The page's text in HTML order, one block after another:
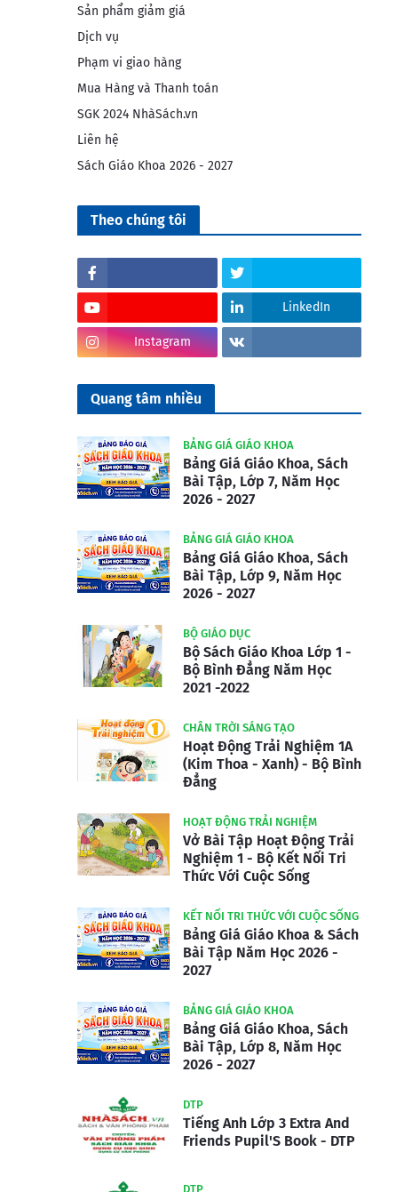
Sản phẩm giảm giá
Dịch vụ
Phạm vi giao hàng
Mua Hàng và Thanh toán
SGK 2024 NhàSách.vn
Liên hệ
Sách Giáo Khoa 2026 - 2027
Theo chúng tôi
LinkedIn
Instagram
Quang tâm nhiều
BẢNG GIÁ GIÁO KHOA
Bảng Giá Giáo Khoa, Sách
Bài Tập, Lớp 7, Năm Học
2026 - 2027
BẢNG GIÁ GIÁO KHOA
Bảng Giá Giáo Khoa, Sách
Bài Tập, Lớp 9, Năm Học
2026 - 2027
BỘ GIÁO DỤC
Bộ Sách Giáo Khoa Lớp 1 -
Bộ Bình Đẳng Năm Học
2021 -2022
CHÂN TRỜI SÁNG TẠO
Hoạt Động Trải Nghiệm 1A
(Kim Thoa - Xanh) - Bộ Bình
Đẳng
HOẠT ĐỘNG TRẢI NGHIỆM
Vở Bài Tập Hoạt Động Trải
Nghiệm 1 - Bộ Kết Nối Tri
Thức Với Cuộc Sống
KẾT NỐI TRI THỨC VỚI CUỘC SỐNG
Bảng Giá Giáo Khoa & Sách
Bài Tập Năm Học 2026 -
2027
BẢNG GIÁ GIÁO KHOA
Bảng Giá Giáo Khoa, Sách
Bài Tập, Lớp 8, Năm Học
2026 - 2027
DTP
Tiếng Anh Lớp 3 Extra And
Friends Pupil'S Book - DTP
DTP